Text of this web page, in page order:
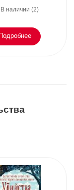
В наличии (2)
Подробнее